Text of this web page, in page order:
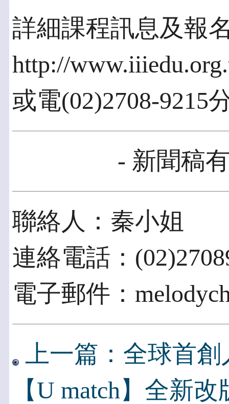
詳細課程訊息及報
http://
或電(02)2708-9215
- 新聞稿
聯絡人：秦小姐
連絡電話：
電子郵件：
上一篇：全球首
【U match】全新改